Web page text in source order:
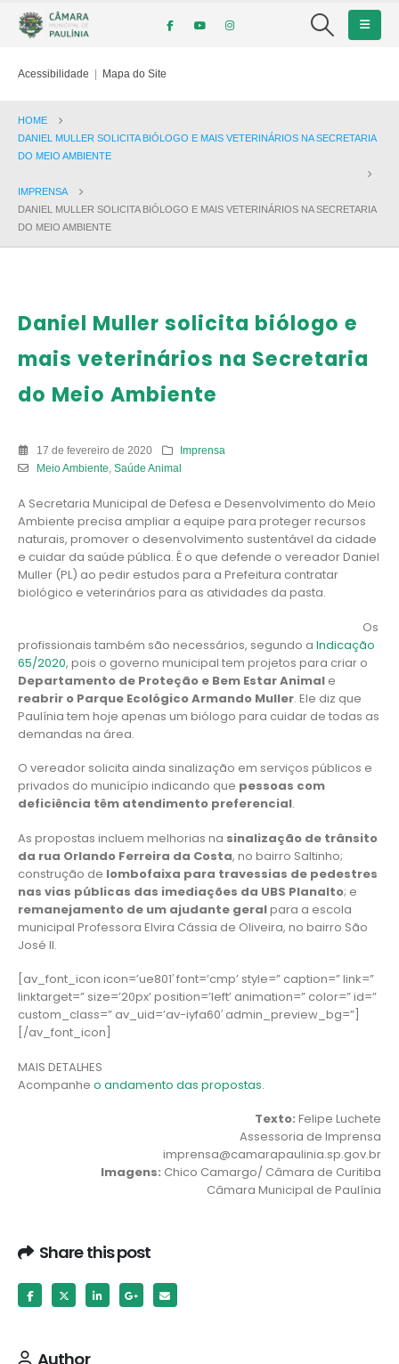
Acessibilidade | Mapa do Site
HOME
DANIEL MULLER SOLICITA BIÓLOGO E MAIS VETERINÁRIOS NA SECRETARIA
DO MEIO AMBIENTE
IMPRENSA
DANIEL MULLER SOLICITA BIÓLOGO E MAIS VETERINÁRIOS NA SECRETARIA
DO MEIO AMBIENTE
Daniel Muller solicita biólogo e
mais veterinários na Secretaria
do Meio Ambiente
17 de fevereiro de 2020
Imprensa
Meio Ambiente Saúde Animal
A Secretaria Municipal de Defesa e Desenvolvimento do Meio
Ambiente precisa ampliar a equipe para proteger recursos
naturais, promover o desenvolvimento sustentável da cidade
e cuidar da saúde pública. É o que defende o vereador Daniel
Muller (PL) ao pedir estudos para a Prefeitura contratar
biológico e veterinários para as atividades da pasta.
Os
profissionais também são necessários, segundo a Indicação
65/2020, pois o governo municipal tem projetos para criar o
Departamento de Proteção e Bem Estar Animal e
reabrir o Parque Ecológico Armando Muller. Ele diz que
Paulínia tem hoje apenas um biólogo para cuidar de todas as
demandas na área.
O vereador solicita ainda sinalização em serviços públicos e
privados do município indicando que pessoas com
deficiência têm atendimento preferencial.
As propostas incluem melhorias na sinalização de trânsito
da rua Orlando Ferreira da Costa, no bairro Saltinho;
construção de lombofaixa para travessias de pedestres
nas vias públicas das imediações da UBS Planalto; e
remanejamento de um ajudante geralpara a escola
municipal Professora Elvira Cássia de Oliveira, no bairro São
José II.
[av_font_icon icon=’ue801′ font=’cmp’ style=” caption=” link=”
linktarget=” size=’20px’ position=’left’ animation=” color=” id=”
custom_class=” av_uid=’av-iyfa60′ admin_preview_bg=”]
[/av_font_icon]
MAIS DETALHES
Acompanhe o andamento das propostas.
Texto: Felipe Luchete
Assessoria de Imprensa
imprensa@camarapaulinia.sp.gov.br
Imagens: Chico Camargo/ Câmara de Curitiba
Câmara Municipal de Paulínia
Share this post
Author